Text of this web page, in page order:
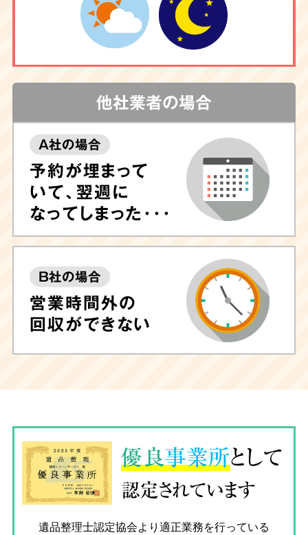
害虫駆除
しつこい汚れや臭いが気になる場合は清掃後に
除菌や脱臭、ハウスクリーニングも可能ですの
で、ぜひお任せ下さい。
専門的なノウハウに長
けたプロのスタッフが専門機器・特殊洗剤を用
いて迅速に対応いたします。
他社業者の場合
A社の場合
予約が埋まって
いて、翌週に
なってしまった･･･
B社の場合
営業時間外の
回収ができない
優良事業所として
認定されています
遺品整理士認定協会より適正業務を行っている